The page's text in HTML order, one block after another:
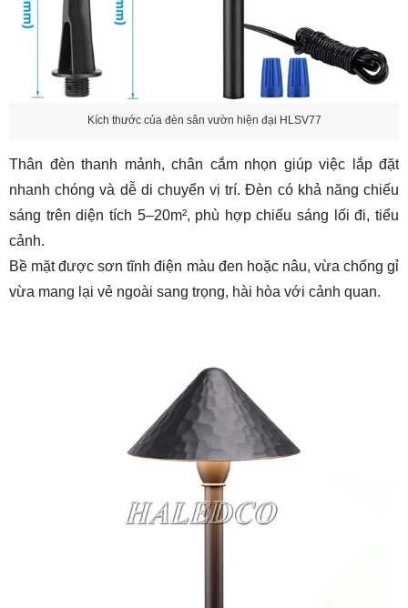
Kích thước của đèn sân vườn hiện đại HLSV77
Thân đèn thanh mảnh, chân cắm nhọn giúp việc lắp đặt
nhanh chóng và dễ di chuyển vị trí. Đèn có khả năng chiếu
sáng trên diện tích 5–20m², phù hợp chiếu sáng lối đi, tiểu
cảnh.
Bề mặt được sơn tĩnh điện màu đen hoặc nâu, vừa chống gỉ
vừa mang lại vẻ ngoài sang trọng, hài hòa với cảnh quan.